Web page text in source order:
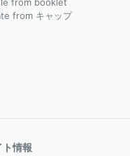
from キャップ
ト情報